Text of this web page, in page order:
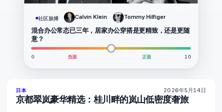
社区脉搏 Calvin Klein Tommy Hilfiger
混合办公常态已三年，居家办公穿搭是更精致，还是更随
意？
0 负面 正面 10
93% 44
日本 2026年5月14日
京都翠岚豪华精选：桂川畔的岚山低密度奢旅